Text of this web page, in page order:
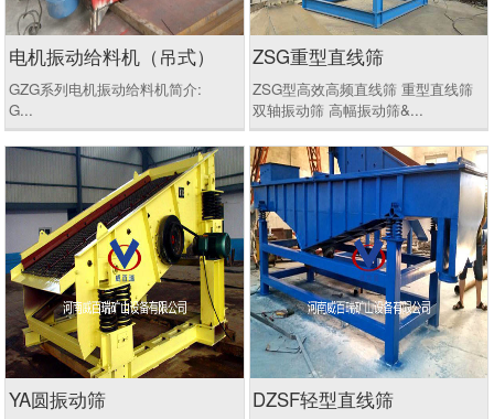
电机振动给料机（吊式）
GZG系列电机振动给料机简介:
G...
ZSG重型直线筛
ZSG型高效高频直线筛 重型直线筛
双轴振动筛 高幅振动筛&...
YA圆振动筛 DZSF轻型直线筛